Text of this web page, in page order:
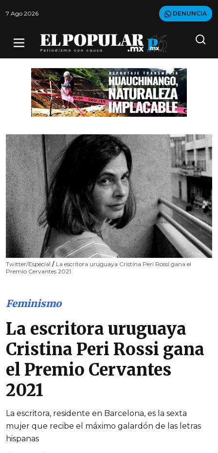
7 Ago 2026 DENUNCIA
Twitter/Especial / La escritora uruguaya Cristina Peri Rossi gana el
Premio Cervantes 2021
Feminismo
La escritora uruguaya
Cristina Peri Rossi gana
el Premio Cervantes
2021
La escritora, residente en Barcelona, es la sexta
mujer que recibe el máximo galardón de las letras
hispanas